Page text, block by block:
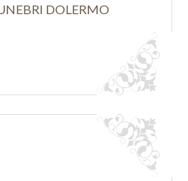
DOLERMO